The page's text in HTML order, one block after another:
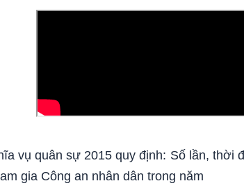
vụ quân sự 2015 quy định: Số lần, thời
gia Công an nhân dân trong năm